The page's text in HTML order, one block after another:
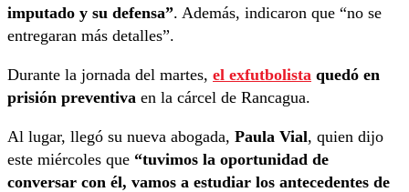
imputado y su defensa”. Además, indicaron que “no se
entregaran más detalles”.
Durante la jornada del martes, el exfutbolista quedó en
prisión preventiva en la cárcel de Rancagua.
Al lugar, llegó su nueva abogada, Paula Vial, quien dijo
este miércoles que “tuvimos la oportunidad de
conversar con él, vamos a estudiar los antecedentes de